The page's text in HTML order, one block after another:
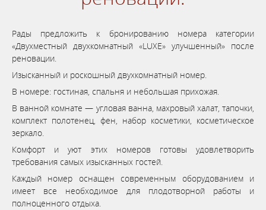
Рады предложить к бронированию номера категории
«Двухместный двухкомнатный «LUXE» улучшенный» после
реновации.
Изысканный и роскошный двухкомнатный номер.
В номере: гостиная, спальня и небольшая прихожая.
В ванной комнате — угловая ванна, махровый халат, тапочки,
комплект полотенец, фен, набор косметики, косметическое
зеркало.
Комфорт и уют этих номеров готовы удовлетворить
требования самых изысканных гостей.
Каждый номер оснащен современным оборудованием и
имеет все необходимое для плодотворной работы и
полноценного отдыха.